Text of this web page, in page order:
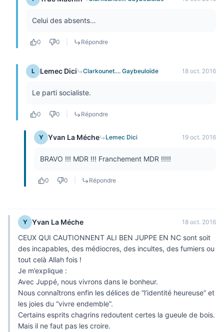
Celui des absents…
0 0 Répondre
L Lemec Dici Clarkounet.... Gaybeuloïde 18 oct. 2016
Le parti socialiste.
0 0 Répondre
Y Yvan La Méche Lemec Dici 19 oct. 2016
BRAVO !!! MDR !!! Franchement MDR !!!!!
0 0 Répondre
Y Yvan La Méche 18 oct. 2016
CEUX QUI CAUTIONNENT ALI BEN JUPPE EN NC sont soit
des incapables, des médiocres, des incultes, des fumiers ou
tout celà Allah fois !
Je m’explique :
Avec Juppé, nous vivrons dans le bonheur.
Nous connaîtrons enfin les délices de “l’identité heureuse” et
les joies du “vivre endemble”.
Certains esprits chagrins redoutent certes la gueule de bois.
Mais il ne faut pas les croire.